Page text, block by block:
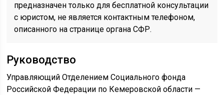
предназначен только для бесплатной консультации
с юристом, не является контактным телефоном,
описанного на странице органа СФР.
Руководство
Управляющий Отделением Социального фонда
Российской Федерации по Кемеровской области —